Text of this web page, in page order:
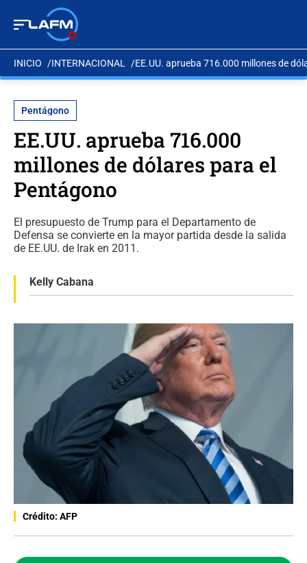
INICIO INTERNACIONAL EE.UU. aprueba 716.000 millones de
Pentágono
EE.UU. aprueba 716.000
millones de dólares para el
Pentágono
El presupuesto de Trump para el Departamento de
Defensa se convierte en la mayor partida desde la salida
de EE.UU. de Irak en 2011.
Kelly Cabana
Crédito: AFP